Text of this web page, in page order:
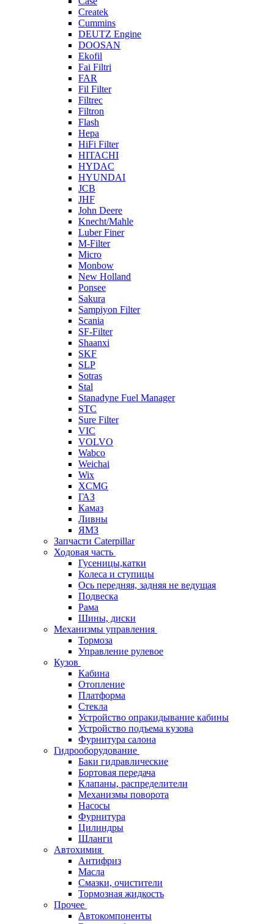
Createk
Cummins
DEUTZ Engine
DOOSAN
Ekofil
Fai Filtri
FAR
Fil Filter
Filtrec
Filtron
Flash
Hepa
HiFi Filter
HITACHI
HYDAC
HYUNDAI
JCB
JHF
John Deere
Knecht/Mahle
Luber Finer
M-Filter
Micro
Monbow
New Holland
Ponsee
Sakura
Sampiyon Filter
Scania
SF-Filter
Shaanxi
SKF
SLP
Sotras
Stal
Stanadyne Fuel Manager
STC
Sure Filter
VIC
VOLVO
Wabco
Weichai
Wix
XCMG
ГАЗ
Камаз
Ливны
ЯМЗ
Запчасти Caterpillar
Ходовая часть
Гусеницы,катки
Колеса и ступицы
Ось передняя, задняя не ведущая
Подвеска
Рама
Шины, диски
Механизмы управления
Тормоза
Управление рулевое
Кузов
Кабина
Отопление
Платформа
Стекла
Устройство опракидывание кабины
Устройство подъема кузова
Фурнитура салона
Гидрооборудование
Баки гидравлические
Бортовая передача
Клапаны, распределители
Механизмы поворота
Насосы
Фурнитура
Цилиндры
Шланги
Автохимия
Антифриз
Масла
Смазки, очистители
Тормозная жидкость
Прочее
Автокомпоненты